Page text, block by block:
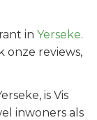
in Yerseke.
onze reviews,
, is Vis
inwoners als